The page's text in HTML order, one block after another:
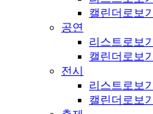
캘린더로보기
공연
리스트로보기
캘린더로보기
전시
리스트로보기
캘린더로보기